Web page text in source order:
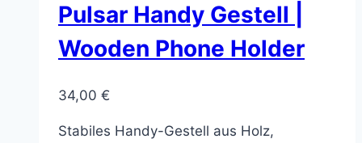
Pulsar Handy Gestell |
Wooden Phone Holder
34,00 €
Stabiles Handy-Gestell aus Holz,